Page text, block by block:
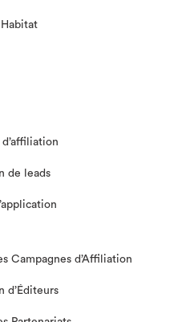
de leads
Campagnes d’Affiliation​
d’Éditeurs